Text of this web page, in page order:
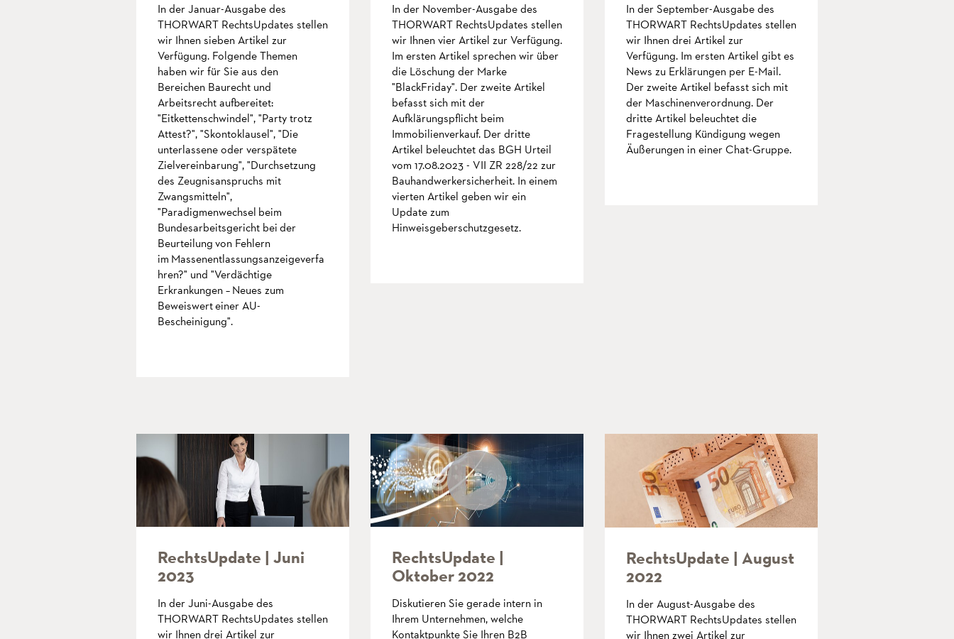
In der Januar-Ausgabe des
THORWART RechtsUpdates stellen
wir Ihnen sieben Artikel zur
Verfügung. Folgende Themen
haben wir für Sie aus den
Bereichen Baurecht und
Arbeitsrecht aufbereitet:
"Eitkettenschwindel", "Party trotz
Attest?", "Skontoklausel", "Die
unterlassene oder verspätete
Zielvereinbarung", "Durchsetzung
des Zeugnisanspruchs mit
Zwangsmitteln",
"Paradigmenwechsel beim
Bundesarbeitsgericht bei der
Beurteilung von Fehlern
im Massenentlassungsanzeigeverfa
hren?" und "Verdächtige
Erkrankungen – Neues zum
Beweiswert einer AU-
Bescheinigung".
In der November-Ausgabe des
THORWART RechtsUpdates stellen
wir Ihnen vier Artikel zur Verfügung.
Im ersten Artikel sprechen wir über
die Löschung der Marke
"BlackFriday". Der zweite Artikel
befasst sich mit der
Aufklärungspflicht beim
Immobilienverkauf. Der dritte
Artikel beleuchtet das BGH Urteil
vom 17.08.2023 - VII ZR 228/22 zur
Bauhandwerkersicherheit. In einem
vierten Artikel geben wir ein
Update zum
Hinweisgeberschutzgesetz.
In der September-Ausgabe des
THORWART RechtsUpdates stellen
wir Ihnen drei Artikel zur
Verfügung. Im ersten Artikel gibt es
News zu Erklärungen per E-Mail.
Der zweite Artikel befasst sich mit
der Maschinenverordnung. Der
dritte Artikel beleuchtet die
Fragestellung Kündigung wegen
Äußerungen in einer Chat-Gruppe.
RechtsUpdate | Juni
2023
In der Juni-Ausgabe des
THORWART RechtsUpdates stellen
wir Ihnen drei Artikel zur
RechtsUpdate |
Oktober 2022
Diskutieren Sie gerade intern in
Ihrem Unternehmen, welche
Kontaktpunkte Sie Ihren B2B
RechtsUpdate | August
2022
In der August-Ausgabe des
THORWART RechtsUpdates stellen
wir Ihnen zwei Artikel zur